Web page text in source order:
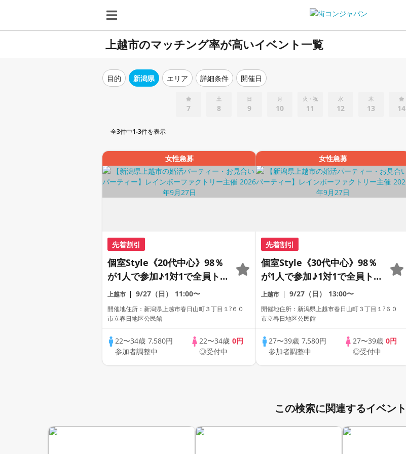
上越市のマッチング率が高いイベント一覧
目的 新潟県 エリア 詳細条件 開催日
金
7
土
8
日
9
月
10
火・祝
11
水
12
木
13
金
14
全3件中1-3件を表示
女性急募
先着割引
個室Style《20代中心》98％
が1人で参加♪1対1で全員トー
ク☆誠実な方への婚活パーテ
ィー
上越市 9/27（日） 11:00〜
開催地住所：新潟県上越市春日山町３丁目１?６０
市立春日地区公民館
22〜34歳 7,580円
参加者調整中
22〜34歳 0円
◎受付中
女性急募
先着割引
個室Style《30代中心》98％
が1人で参加♪1対1で全員トー
ク☆誠実な方への婚活パーテ
ィー
上越市 9/27（日） 13:00〜
開催地住所：新潟県上越市春日山町３丁目１?６０
市立春日地区公民館
27〜39歳 7,580円
参加者調整中
27〜39歳0円
◎受付中
この検索に関連するイベント